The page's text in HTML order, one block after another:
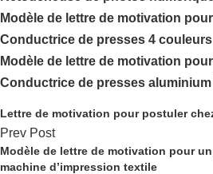
Modèle de lettre de motivation
Conductrice de presses 4 couleurs
Modèle de lettre de motivation
Conductrice de presses
Lettre de motivation pour postuler
Prev Post
Modèle de lettre de motivation pour
machine d’impression textile